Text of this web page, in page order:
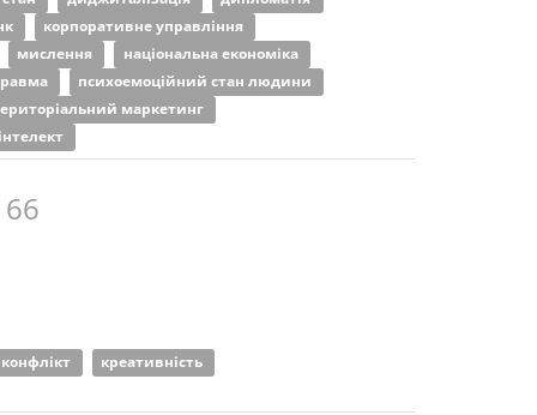
корпоративне управління
мислення
національна економіка
психоемоційний стан людини
маркетинг
конфлікт
креативність